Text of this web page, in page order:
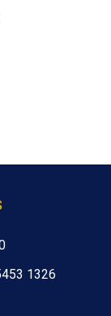
1326